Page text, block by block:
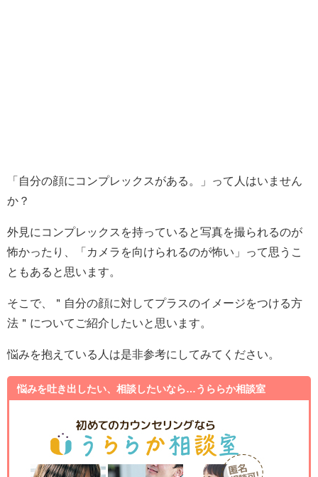
「自分の顔にコンプレックスがある。」って人はいません
か？
外見にコンプレックスを持っていると写真を撮られるのが
怖かったり、「カメラを向けられるのが怖い」って思うこ
ともあると思います。
そこで、＂自分の顔に対してプラスのイメージをつける方
法＂についてご紹介したいと思います。
悩みを抱えている人は是非参考にしてみてください。
悩みを吐き出したい、相談したいなら…うららか相談室